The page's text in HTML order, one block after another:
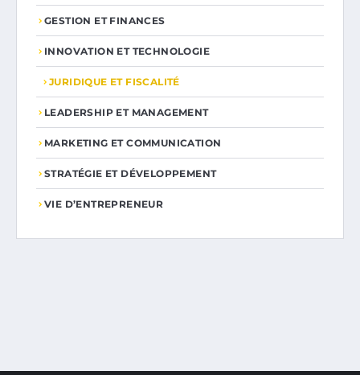
GESTION ET FINANCES
INNOVATION ET TECHNOLOGIE
JURIDIQUE ET FISCALITÉ
LEADERSHIP ET MANAGEMENT
MARKETING ET COMMUNICATION
STRATÉGIE ET DÉVELOPPEMENT
VIE D’ENTREPRENEUR